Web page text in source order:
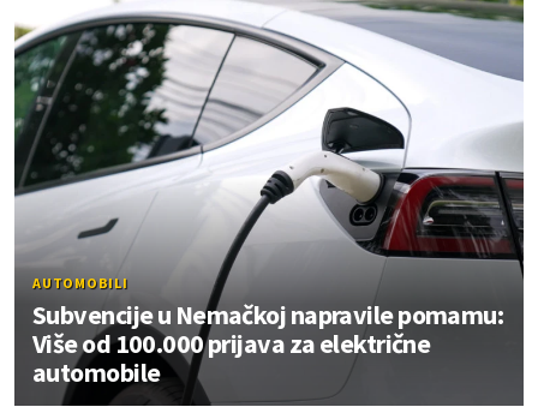
AUTOMOBILI
Subvencije u Nemačkoj napravile pomamu:
Više od 100.000 prijava za električne
automobile